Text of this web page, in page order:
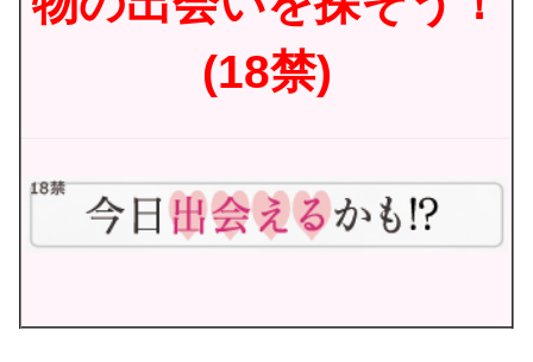
(18禁)